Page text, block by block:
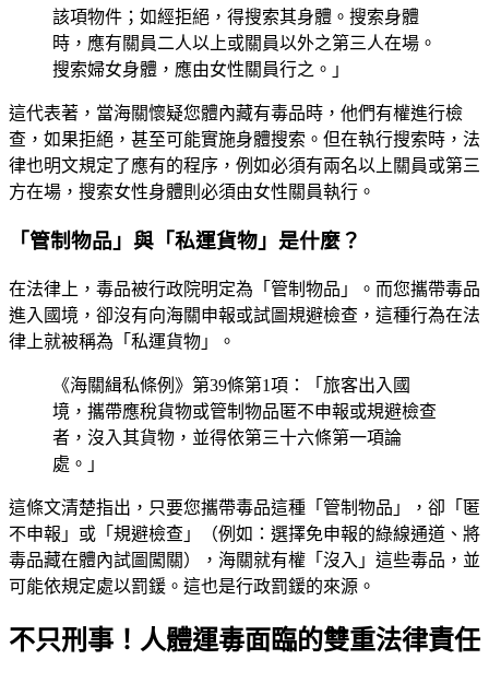
該項物件；如經拒絕，得搜索其身體。搜索身體
時，應有關員二人以上或關員以外之第三人在場。
搜索婦女身體，應由女性關員行之。」
這代表著，當海關懷疑您體內藏有毒品時，他們有權進行檢
查，如果拒絕，甚至可能實施身體搜索。但在執行搜索時，法
律也明文規定了應有的程序，例如必須有兩名以上關員或第三
方在場，搜索女性身體則必須由女性關員執行。
「管制物品」與「私運貨物」是什麼？
在法律上，毒品被行政院明定為「管制物品」。而您攜帶毒品
進入國境，卻沒有向海關申報或試圖規避檢查，這種行為在法
律上就被稱為「私運貨物」。
《海關緝私條例》第39條第1項：「旅客出入國
境，攜帶應稅貨物或管制物品匿不申報或規避檢查
者，沒入其貨物，並得依第三十六條第一項論
處。」
這條文清楚指出，只要您攜帶毒品這種「管制物品」，卻「匿
不申報」或「規避檢查」（例如：選擇免申報的綠線通道、將
毒品藏在體內試圖闖關），海關就有權「沒入」這些毒品，並
可能依規定處以罰鍰。這也是行政罰鍰的來源。
不只刑事！人體運毒面臨的雙重法律責任